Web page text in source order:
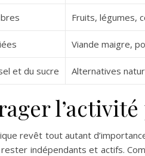
Fruits, légumes,
Viande maigre,
et du sucre Alternatives
revêt tout autant
indépendants et actifs.